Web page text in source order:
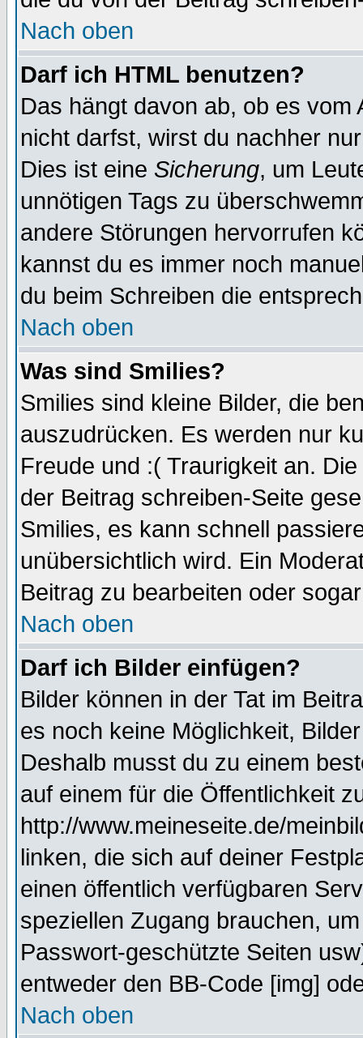
Nach oben
Darf ich HTML benutzen?
Das hängt davon ab, ob es
nicht darfst, wirst du nachher
Dies ist eine Sicherung, um
unnötigen Tags zu
andere Störungen hervorrufen
kannst du es immer noch
du beim Schreiben die
Nach oben
Was sind Smilies?
Smilies sind kleine Bilder, die
auszudrücken. Es werden nur
Freude und :( Traurigkeit an.
der Beitrag schreiben-Seite
Smilies, es kann schnell
unübersichtlich wird. Ein
Beitrag zu bearbeiten oder
Nach oben
Darf ich Bilder einfügen?
Bilder können in der Tat im
es noch keine Möglichkeit,
Deshalb musst du zu einem
auf einem für die Öffentlichkeit
http://www.meineseite.de/
linken, die sich auf deiner
einen öffentlich verfügbaren
speziellen Zugang brauchen,
Passwort-geschützte Seiten
entweder den BB-Code [img]
Nach oben